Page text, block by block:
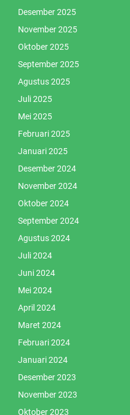
Desember 2025
November 2025
Oktober 2025
September 2025
Agustus 2025
Juli 2025
Mei 2025
Februari 2025
Januari 2025
Desember 2024
November 2024
Oktober 2024
September 2024
Agustus 2024
Juli 2024
Juni 2024
Mei 2024
April 2024
Maret 2024
Februari 2024
Januari 2024
Desember 2023
November 2023
Oktober 2023